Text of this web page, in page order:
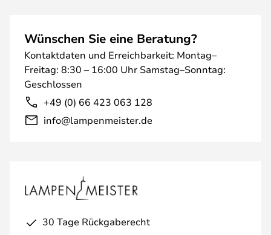
Wünschen Sie eine Beratung?
Kontaktdaten und Erreichbarkeit: Montag–
Freitag: 8:30 – 16:00 Uhr Samstag–Sonntag:
Geschlossen
+49 (0) 66 423 063 128
info@lampenmeister.de
30 Tage Rückgaberecht